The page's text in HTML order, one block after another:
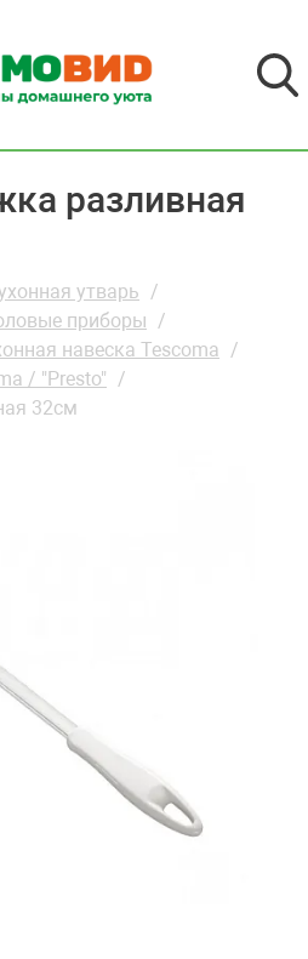
разливная
утварь
приборы
навеска Tescoma
/ "Presto"
32см